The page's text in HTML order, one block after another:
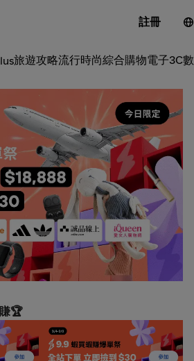
註冊
旅遊攻略流行時尚綜合購物電子3C
🏆
下單撿30